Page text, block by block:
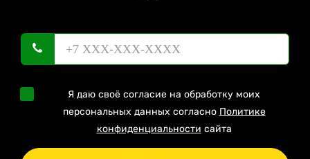
Я даю своё согласие на обработку моих
персональных данных согласно Политике
конфиденциальности сайта